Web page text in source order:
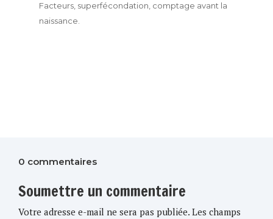
Facteurs, superfécondation, comptage avant la
naissance.
0 commentaires
Soumettre un commentaire
Votre adresse e-mail ne sera pas publiée. Les champs